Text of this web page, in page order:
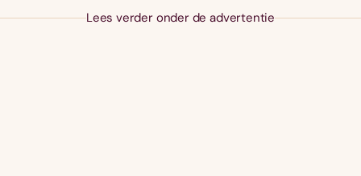
Lees verder onder de advertentie